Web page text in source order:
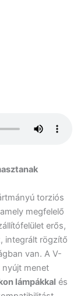
torziós
megfelelő
erős,
integrált rögzítő
van. A V-
menet
lámpákkal és